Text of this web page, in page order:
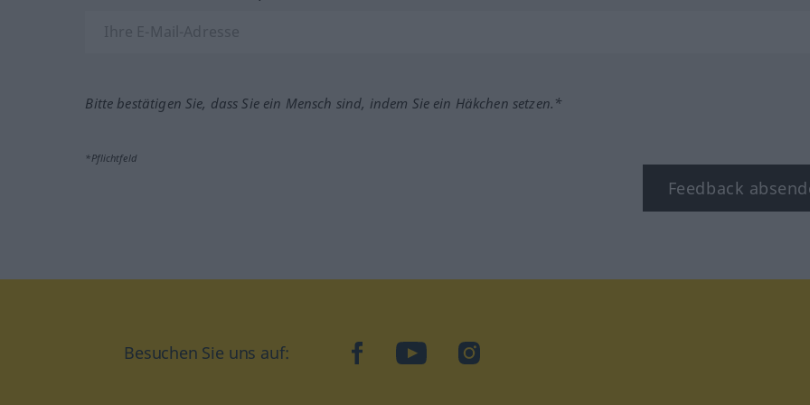
Bitte bestätigen Sie, dass Sie ein Mensch sind, indem Sie ein Häkchen setzen.*
*Pflichtfeld
Feedback
Besuchen Sie uns auf: facebookYouTubeInstagram